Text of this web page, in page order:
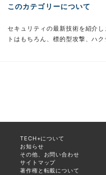
このカテゴリーについて
セキュリティの最新技術を紹介
トはもちろん、標的型攻撃、ハ
TECH+について
お知らせ
その他、お問い合わせ
サイトマップ
著作権と転載について